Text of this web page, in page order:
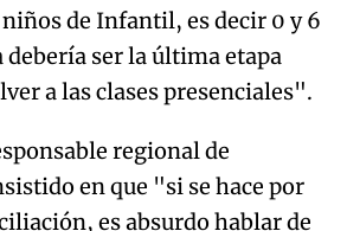
de Infantil, es decir 0 y 6
debería ser la última etapa
a las clases presenciales".
regional de
en que "si se hace por
es absurdo hablar de